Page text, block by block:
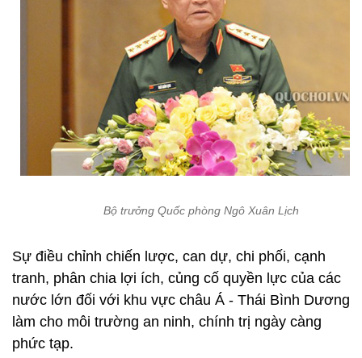
Bộ trưởng Quốc phòng Ngô Xuân Lịch
Sự điều chỉnh chiến lược, can dự, chi phối, cạnh
tranh, phân chia lợi ích, củng cố quyền lực của các
nước lớn đối với khu vực châu Á - Thái Bình Dương
làm cho môi trường an ninh, chính trị ngày càng
phức tạp.